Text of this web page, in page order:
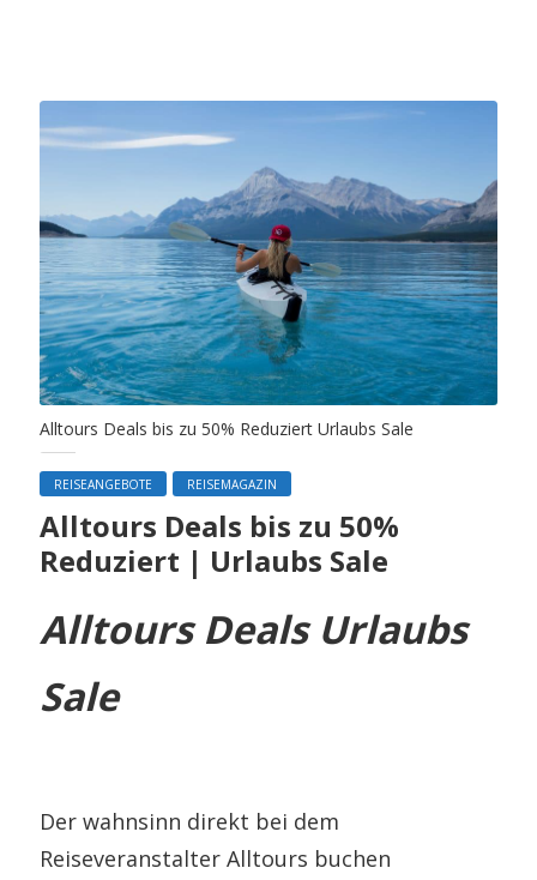
Alltours Deals bis zu 50% Reduziert Urlaubs Sale
REISEANGEBOTE REISEMAGAZIN
Alltours Deals bis zu 50%
Reduziert | Urlaubs Sale
Alltours Deals Urlaubs
Sale
Der wahnsinn direkt bei dem
Reiseveranstalter Alltours buchen